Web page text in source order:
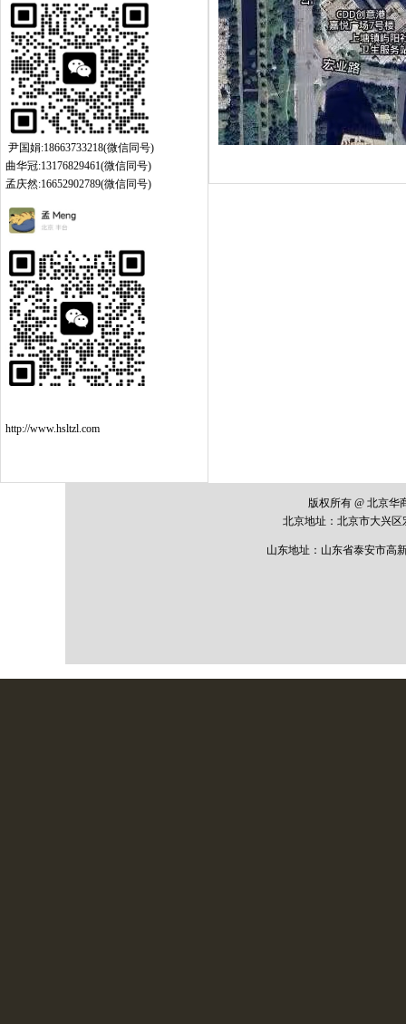
尹国娟:18663733218(微信同号)
曲华冠:13176829461(微信同号)
孟庆然:16652902789(微信同号)
http://www.hsltzl.com
版权所有 @ 北京
北京地址： 北京市大兴区
山东地址：山东省泰安市高